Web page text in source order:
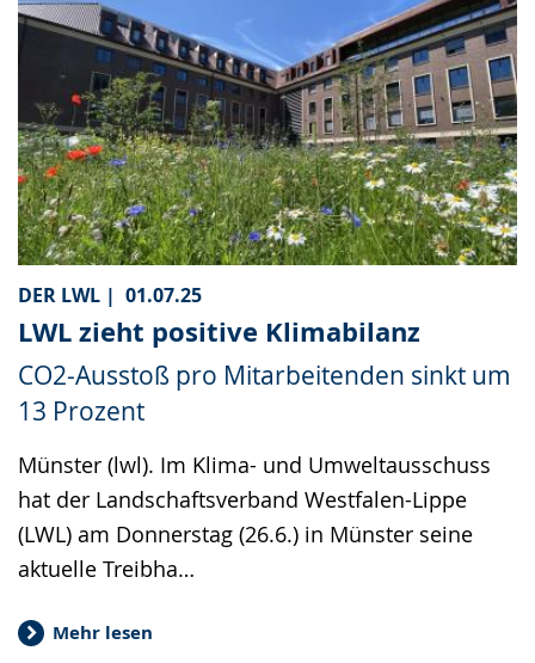
DER LWL | 01.07.25
LWL zieht positive Klimabilanz
CO2-Ausstoß pro Mitarbeitenden sinkt um
13 Prozent
Münster (lwl). Im Klima- und Umweltausschuss
hat der Landschaftsverband Westfalen-Lippe
(LWL) am Donnerstag (26.6.) in Münster seine
aktuelle Treibha…
Mehr lesen